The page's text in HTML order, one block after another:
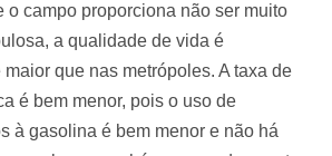
o campo proporciona não ser muito
a qualidade de vida é
que nas metrópoles. A taxa de
é bem menor, pois o uso de
à gasolina é bem menor e não há